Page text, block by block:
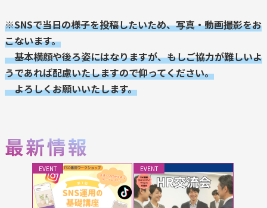
※SNSで当日の様子を投稿したいため、写真・動画撮影をお
こないます。
基本横顔や後ろ姿にはなりますが、もしご協力が難しいよ
うであれば配慮いたしますので仰ってください。
よろしくお願いいたします。
EVENT EVENT